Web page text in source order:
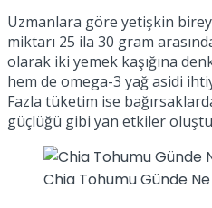
Uzmanlara göre yetişkin
miktarı 25 ila 30 gram
olarak iki yemek kaşığına
hem de omega-3 yağ asidi
Fazla tüketim ise
güçlüğü gibi yan etkiler
Chia Tohumu Günde